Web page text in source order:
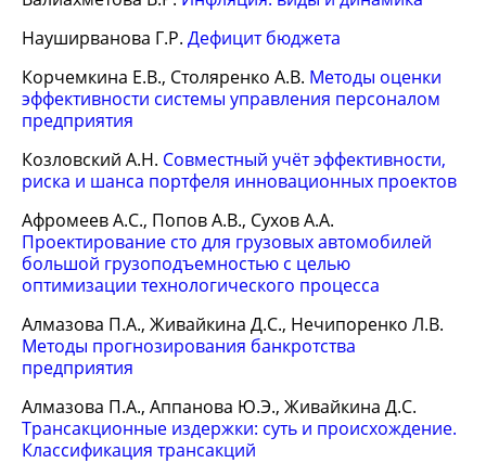
Науширванова Г.Р. Дефицит бюджета
Корчемкина Е.В., Столяренко А.В. Методы оценки
эффективности системы управления персоналом
предприятия
Козловский А.Н. Совместный учёт эффективности,
риска и шанса портфеля инновационных проектов
Афромеев А.С., Попов А.В., Сухов А.А.
Проектирование сто для грузовых автомобилей
большой грузоподъемностью с целью
оптимизации технологического процесса
Алмазова П.А., Живайкина Д.С., Нечипоренко Л.В.
Методы прогнозирования банкротства
предприятия
Алмазова П.А., Аппанова Ю.Э., Живайкина Д.С.
Трансакционные издержки: суть и происхождение.
Классификация трансакций